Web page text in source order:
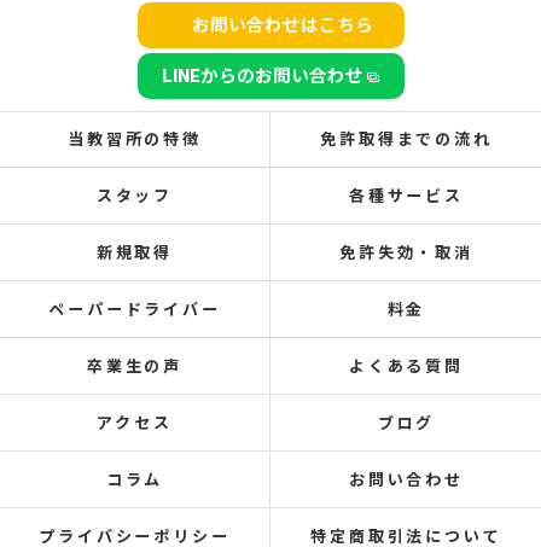
お問い合わせはこちら
LINEからのお問い合わせ
当教習所の特徴 免許取得までの流れ
スタッフ 各種サービス
新規取得 免許失効・取消
ペーパードライバー 料金
卒業生の声 よくある質問
アクセス ブログ
コラム お問い合わせ
プライバシーポリシー 特定商取引法について